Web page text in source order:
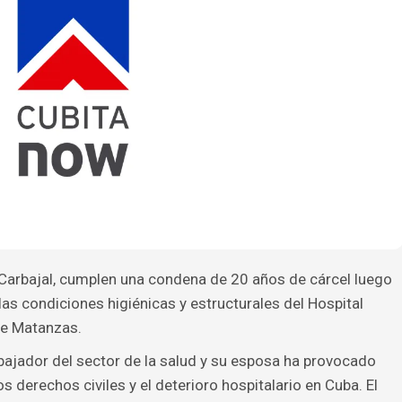
cumplen una condena de 20 años de cárcel luego
condiciones higiénicas y estructurales del Hospital
Matanzas.
del sector de la salud y su esposa ha provocado
derechos civiles y el deterioro hospitalario en Cuba. El